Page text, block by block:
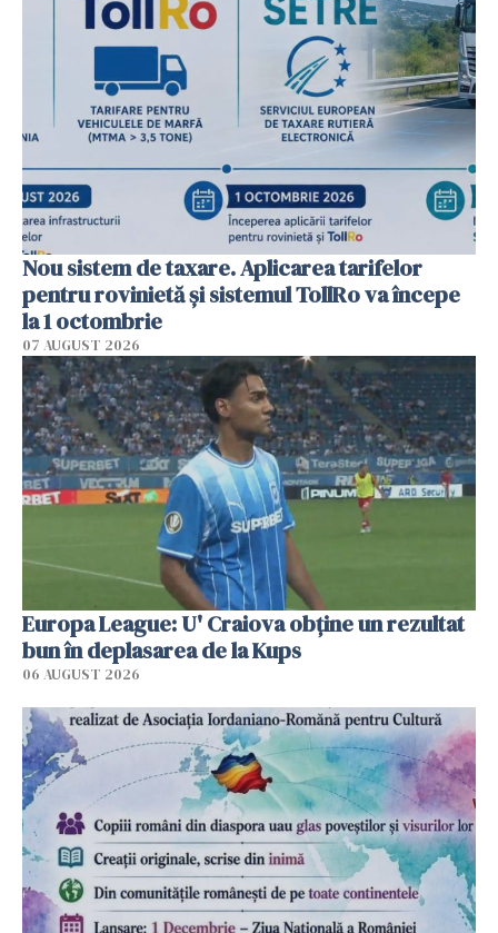
Nou sistem de taxare. Aplicarea tarifelor
pentru rovinietă şi sistemul TollRo va începe
la 1 octombrie
07 AUGUST 2026
Europa League: U' Craiova obține un rezultat
bun în deplasarea de la Kups
06 AUGUST 2026